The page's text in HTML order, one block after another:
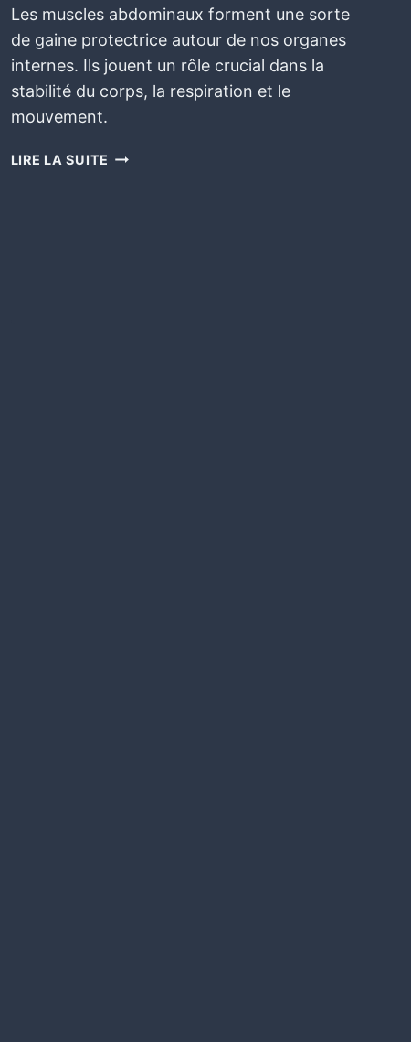
Les muscles abdominaux forment une sorte
de gaine protectrice autour de nos organes
internes. Ils jouent un rôle crucial dans la
stabilité du corps, la respiration et le
mouvement.
LIRE LA SUITE